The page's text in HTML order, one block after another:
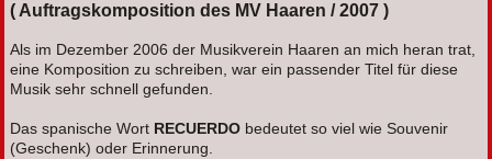
( Auftragskomposition des MV Haaren / 2007 )
Als im Dezember 2006 der Musikverein Haaren an mich heran trat,
eine Komposition zu schreiben, war ein passender Titel für diese
Musik sehr schnell gefunden.
Das spanische Wort RECUERDObedeutet so viel wie Souvenir
(Geschenk) oder Erinnerung.